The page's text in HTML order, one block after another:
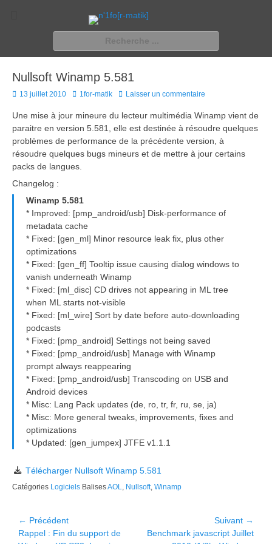
n'1fo[r-matik]
Pour les nymphos d'infos en info…
Nullsoft Winamp 5.581
Posted
13 juillet 2010 Author
1for-matik Laisser un commentaire
Une mise à jour mineure du lecteur multimédia Winamp vient de
paraitre en version 5.581, elle est destinée à résoudre quelques
problèmes de performance de la précédente version, à
résoudre quelques bugs mineurs et de mettre à jour certains
packs de langues.
Changelog :
Winamp 5.581
* Improved: [pmp_android/usb] Disk-performance of
metadata cache
* Fixed: [gen_ml] Minor resource leak fix, plus other
optimizations
* Fixed: [gen_ff] Tooltip issue causing dialog windows to
vanish underneath Winamp
* Fixed: [ml_disc] CD drives not appearing in ML tree
when ML starts not-visible
* Fixed: [ml_wire] Sort by date before auto-downloading
podcasts
* Fixed: [pmp_android] Settings not being saved
* Fixed: [pmp_android/usb] Manage with Winamp
prompt always reappearing
* Fixed: [pmp_android/usb] Transcoding on USB and
Android devices
* Misc: Lang Pack updates (de, ro, tr, fr, ru, se, ja)
* Misc: More general tweaks, improvements, fixes and
optimizations
* Updated: [gen_jumpex] JTFE v1.1.1
Télécharger Nullsoft Winamp 5.581
Catégories Logiciels BalisesAOL Nullsoft, Winamp
Navigation
de
← Précédent
Article
Rappel : Fin du support de
Suivant →
Article
Benchmark javascript Juillet